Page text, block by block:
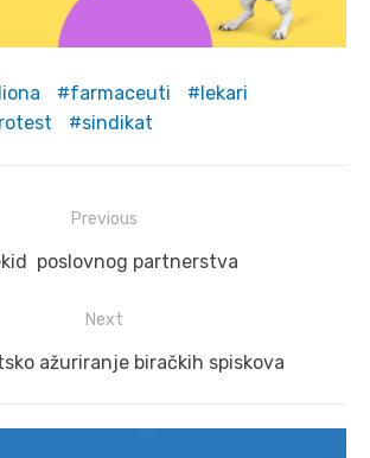
farmaceuti
lekari
sindikat
Previous
poslovnog partnerstva
Next
ažuriranje biračkih spiskova